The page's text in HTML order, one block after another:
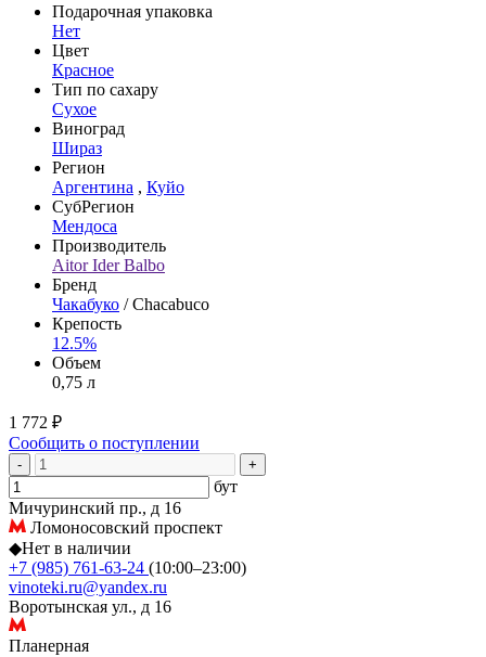
Подарочная упаковка
Нет
Цвет
Красное
Тип по сахару
Сухое
Виноград
Шираз
Регион
Аргентина , Куйо
СубРегион
Мендоса
Производитель
Aitor Ider Balbo
Бренд
Чакабуко / Сhacabuco
Крепость
12.5%
Объем
0,75 л
1 772 ₽
Сообщить о поступлении
- +
бут
Мичуринский пр., д 16
Ломоносовский проспект
◆Нет в наличии
+7 (985) 761-63-24 (10:00–23:00)
vinoteki.ru@yandex.ru
Воротынская ул., д 16
Планерная